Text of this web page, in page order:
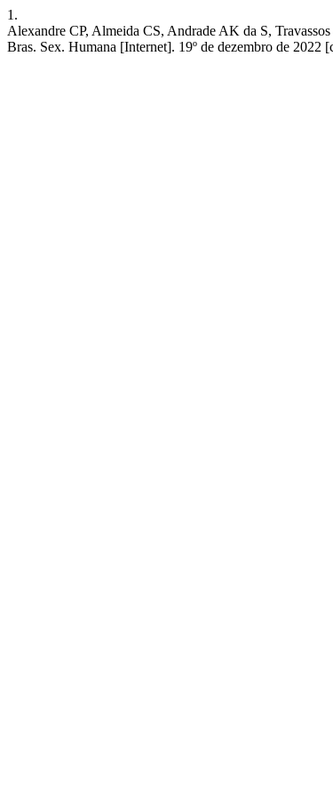
1.
Alexandre CP, Almeida CS, Andrade AK da S,
Bras. Sex. Humana [Internet]. 19º de dezembro de